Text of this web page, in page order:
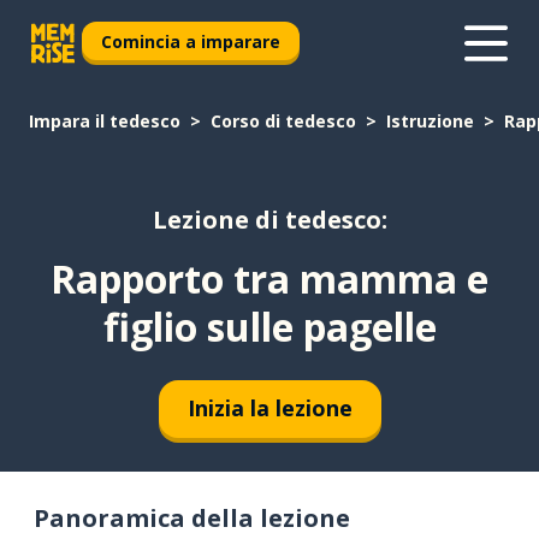
Comincia a imparare
Impara il tedesco Corso di tedesco Istruzione
Lezione di tedesco:
Rapporto tra mamma e
figlio sulle pagelle
Inizia la lezione
Panoramica della lezione